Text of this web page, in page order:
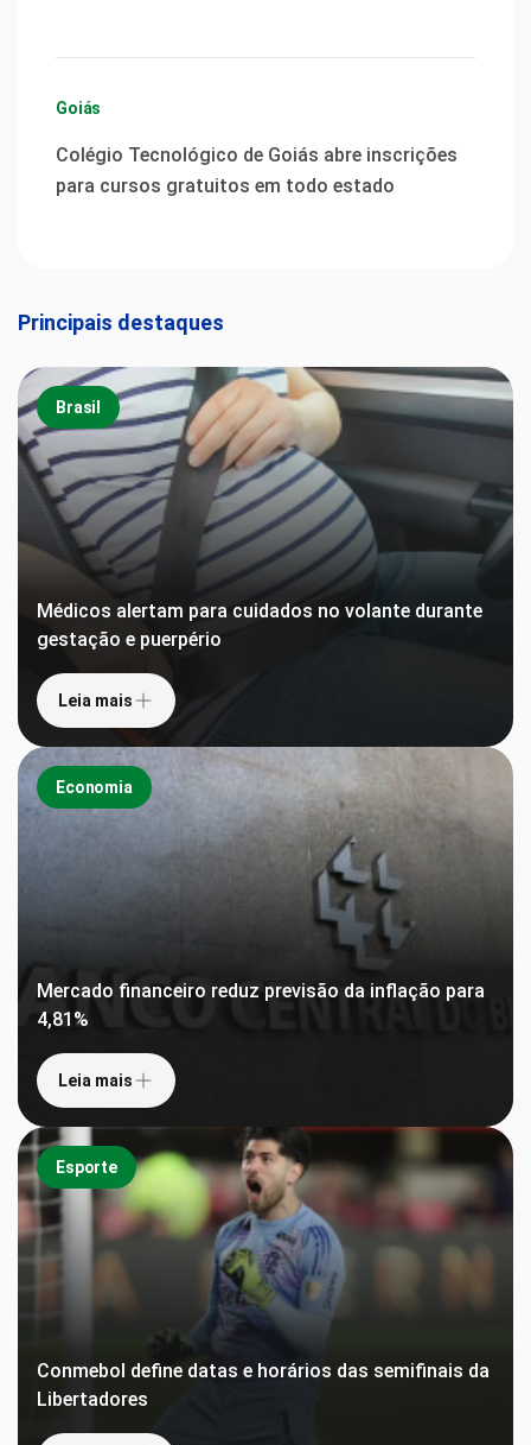
Goiás
Colégio Tecnológico de Goiás abre inscrições
para cursos gratuitos em todo estado
Principais destaques
Brasil
Médicos alertam para cuidados no volante durante
gestação e puerpério
Leia mais
Economia
Mercado financeiro reduz previsão da inflação para
4,81%
Leia mais
Esporte
Conmebol define datas e horários das semifinais da
Libertadores